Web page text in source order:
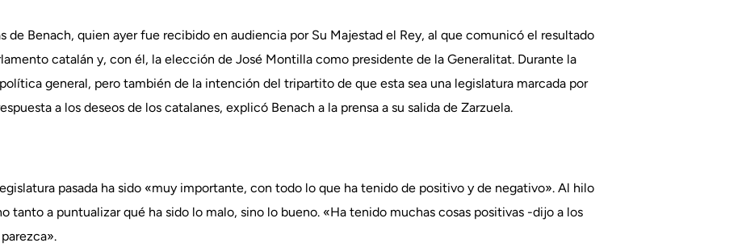
de Benach, quien ayer fue recibido en audiencia por Su Majestad el Rey, al que comunicó el resultado
catalán y, con él, la elección de José Montilla como presidente de la Generalitat. Durante la
general, pero también de la intención del tripartito de que esta sea una legislatura marcada por
a los deseos de los catalanes, explicó Benach a la prensa a su salida de Zarzuela.
pasada ha sido «muy importante, con todo lo que ha tenido de positivo y de negativo». Al hilo
tanto a puntualizar qué ha sido lo malo, sino lo bueno. «Ha tenido muchas cosas positivas -dijo a los